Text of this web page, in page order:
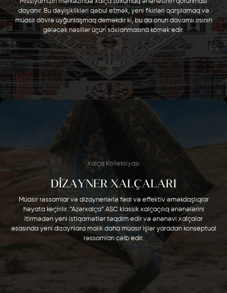
dayanır. Bu dəyişiklikləri qəbul etmək, yeni fikirləri qarşılamaq və
müasir dövrə uyğunlaşmaq deməkdir ki, bu da onun davamlı irsinin
gələcək nəsillər üçün saxlanmasına kömək edir.
Xalça Kolleksiyası
DİZAYNER XALÇALARI
Müasir rəssamlar və dizaynerlərlə fəal və effektiv əməkdaşlıqlar
həyata keçirilir. “Azərxalça” ASC klassik xalçaçılıq ənənələrini
itirmədən yeni istiqamətlər təqdim edir və ənənəvi xalçalar
əsasında yeni dizaynlara malik daha müasir işlər yaradan konseptual
rəssamları cəlb edir.